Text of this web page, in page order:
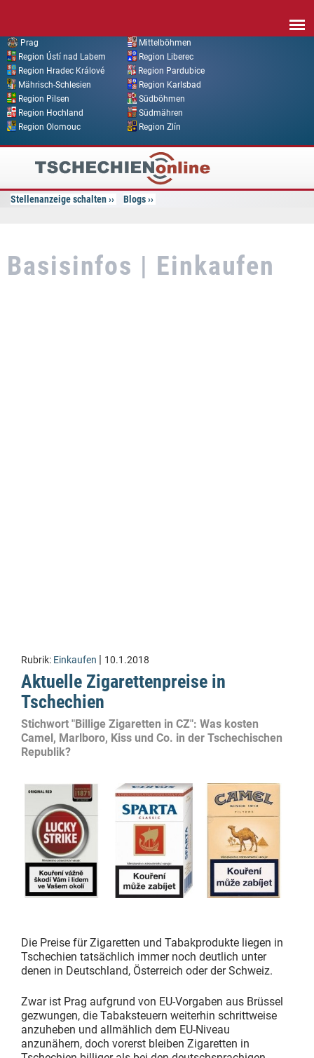
Prag
Mittelböhmen
Region Ústí nad Labem
Region Liberec
Region Hradec Králové
Region Pardubice
Mährisch-Schlesien
Region Karlsbad
Region Pilsen
Südböhmen
Region Hochland
Südmähren
Region Olomouc
Region Zlín
Tschechien
Online
Stellenanzeige schalten Blogs
Basisinfos | Einkaufen
Rubrik: Einkaufen | 10.1.2018
Aktuelle Zigarettenpreise in
Tschechien
Stichwort "Billige Zigaretten in CZ": Was kosten
Camel, Marlboro, Kiss und Co. in der Tschechischen
Republik?
Die Preise für Zigaretten und Tabakprodukte liegen in
Tschechien tatsächlich immer noch deutlich unter
denen in Deutschland, Österreich oder der Schweiz.
Zwar ist Prag aufgrund von EU-Vorgaben aus Brüssel
gezwungen, die Tabaksteuern weiterhin schrittweise
anzuheben und allmählich dem EU-Niveau
anzunähern, doch vorerst bleiben Zigaretten in